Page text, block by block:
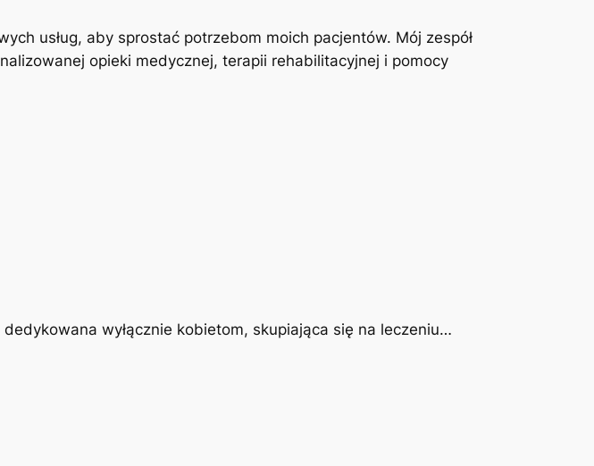
usług, aby sprostać potrzebom moich pacjentów. Mój zespół
opieki medycznej, terapii rehabilitacyjnej i pomocy
wyłącznie kobietom, skupiająca się na leczeniu…